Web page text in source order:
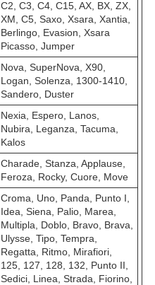
C2, C3, C4, C15, AX, BX, ZX,
XM, C5, Saxo, Xsara, Xantia,
Berlingo, Evasion, Xsara
Picasso, Jumper
Nova, SuperNova, X90,
Logan, Solenza, 1300-1410,
Sandero, Duster
Nexia, Espero, Lanos,
Nubira, Leganza, Tacuma,
Kalos
Charade, Stanza, Applause,
Feroza, Rocky, Cuore, Move
Croma, Uno, Panda, Punto I,
Idea, Siena, Palio, Marea,
Multipla, Doblo, Bravo, Brava,
Ulysse, Tipo, Tempra,
Regatta, Ritmo, Mirafiori,
125, 127, 128, 132, Punto II,
Sedici, Linea, Strada, Fiorino,